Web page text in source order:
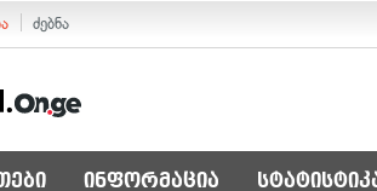
ძებნა
ინფორმაცია